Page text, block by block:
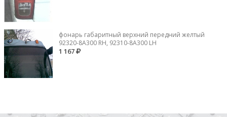
фонарь габаритный верхний передний желтый
92320-8A300 RH, 92310-8А300 LH
1 167